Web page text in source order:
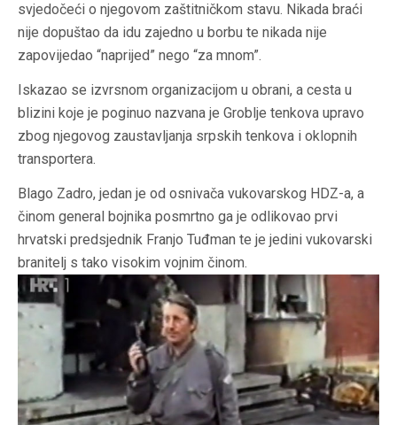
svjedočeći o njegovom zaštitničkom stavu. Nikada braći
nije dopuštao da idu zajedno u borbu te nikada nije
zapovijedao “naprijed” nego “za mnom”.
Iskazao se izvrsnom organizacijom u obrani, a cesta u
blizini koje je poginuo nazvana je Groblje tenkova upravo
zbog njegovog zaustavljanja srpskih tenkova i oklopnih
transportera.
Blago Zadro, jedan je od osnivača vukovarskog HDZ-a, a
činom general bojnika posmrtno ga je odlikovao prvi
hrvatski predsjednik Franjo Tuđman te je jedini vukovarski
branitelj s tako visokim vojnim činom.